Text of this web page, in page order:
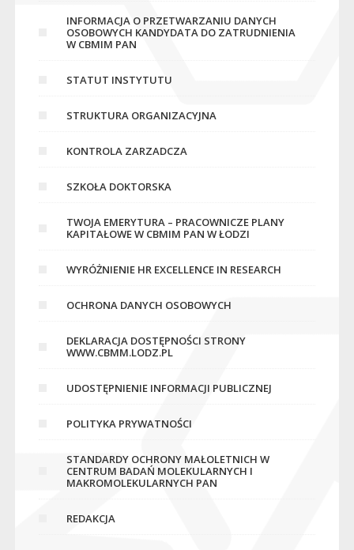
INFORMACJA O PRZETWARZANIU DANYCH
OSOBOWYCH KANDYDATA DO ZATRUDNIENIA
W CBMIM PAN
STATUT INSTYTUTU
STRUKTURA ORGANIZACYJNA
KONTROLA ZARZADCZA
SZKOŁA DOKTORSKA
TWOJA EMERYTURA – PRACOWNICZE PLANY
KAPITAŁOWE W CBMIM PAN W ŁODZI
WYRÓŻNIENIE HR EXCELLENCE IN RESEARCH
OCHRONA DANYCH OSOBOWYCH
DEKLARACJA DOSTĘPNOŚCI STRONY
WWW.CBMM.LODZ.PL
UDOSTĘPNIENIE INFORMACJI PUBLICZNEJ
POLITYKA PRYWATNOŚCI
STANDARDY OCHRONY MAŁOLETNICH W
CENTRUM BADAŃ MOLEKULARNYCH I
MAKROMOLEKULARNYCH PAN
REDAKCJA